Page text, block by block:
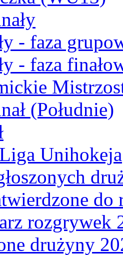
- faza
- faza
(Południe)
Unihokeja
do
rozgrywek
drużyny